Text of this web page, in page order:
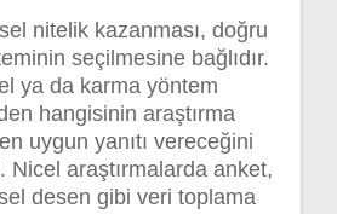
nitelik kazanması, doğru
seçilmesine bağlıdır.
ya da karma yöntem
hangisinin araştırma
uygun yanıtı vereceğini
Nicel araştırmalarda anket,
desen gibi veri toplama